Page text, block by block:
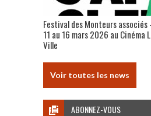
Festival des Monteurs
11 au 16 mars 2026 au Cinéma
Ville
Voir toutes les news
ABONNEZ-VOUS